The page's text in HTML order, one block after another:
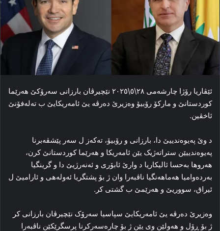
ئێڤاریا رۆژا چارشه‌می ٢٨\٥\٢٠٢٥ نێچیرڤان بارزانی سه‌رۆکێ هه‌رێما
کوردستانێ و مارکۆ رۆبیۆ وه‌زیرێ ده‌رڤه‌ یێ ئامه‌ریکایێ ب تەلەفۆنێ
ئاخڤین.
د وێ په‌یوه‌ندییێ دا، بارزانی و رۆبیۆ، ته‌که‌ز ل سه‌ر پێشڤه‌برنا
په‌یوه‌ندییێن ستراته‌ژیک یێن ئامه‌ریکا و هه‌رێما کوردستانێ کرن،
هه‌روها به‌حسا ئالیکاریا د وارێ ئابۆری و ئه‌نه‌رژیێ دا و گرینگیا
به‌رده‌وامیا هه‌ماهه‌نگیا ناڤبه‌را وان ژ بۆ پشتگریا ئه‌وله‌هی و ئارامیێ ل
ئیراق، سووریێ و هه‌رێمێ ب گشتی کر.
وه‌زیرێ ده‌رڤه‌ یێ ئامه‌ریکایێ سپاسیا سه‌رۆک نێچیرڤان بارزانی کر
ژ بۆ ڕۆل و هه‌ولێن وی یێن ژ بۆ چاره‌سه‌رکرنا پرسگرێکێن ناڤبه‌را